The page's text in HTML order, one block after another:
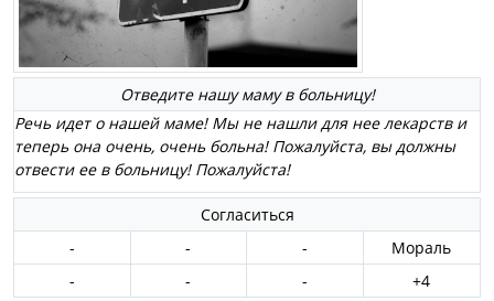
Отведите нашу маму в больницу!
Речь идет о нашей маме! Мы не нашли для нее лекарств и
теперь она очень, очень больна! Пожалуйста, вы должны
отвести ее в больницу! Пожалуйста!
Согласиться
-
- -
Мораль
-
- -
+4